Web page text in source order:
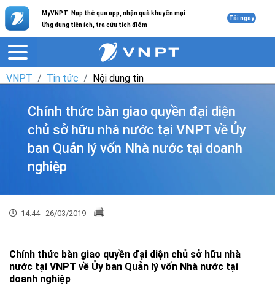
MyVNPT: Nạp thẻ qua app, nhận quà khuyến mại
Ứng dụng tiện ích, tra cứu tích điểm
Tải ngay
VNPT Tin tức Nội dung tin
Chính thức bàn giao quyền đại diện
chủ sở hữu nhà nước tại VNPT về Ủy
ban Quản lý vốn Nhà nước tại doanh
nghiệp
14:44 26/03/2019
Chính thức bàn giao quyền đại diện chủ sở hữu nhà
nước tại VNPT về Ủy ban Quản lý vốn Nhà nước tại
doanh nghiệp